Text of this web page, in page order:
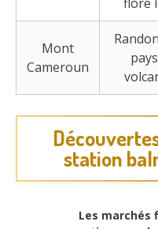
Mont
Cameroun
station
Les